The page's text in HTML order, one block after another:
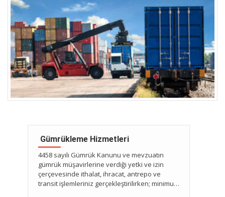
Gümrükleme Hizmetleri
4458 sayılı Gümrük Kanunu ve mevzuatın
gümrük müşavirlerine verdiği yetki ve izin
çerçevesinde ithalat, ihracat, antrepo ve
transit işlemleriniz gerçekleştirilirken; minimum